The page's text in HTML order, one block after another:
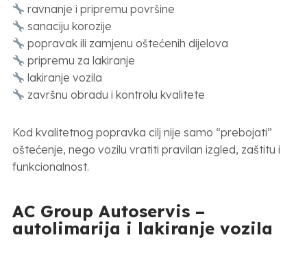
ravnanje i pripremu površine
sanaciju korozije
popravak ili zamjenu oštećenih dijelova
pripremu za lakiranje
lakiranje vozila
završnu obradu i kontrolu kvalitete
Kod kvalitetnog popravka cilj nije samo “prebojati”
oštećenje, nego vozilu vratiti pravilan izgled, zaštitu i
funkcionalnost.
AC Group Autoservis –
autolimarija i lakiranje vozila